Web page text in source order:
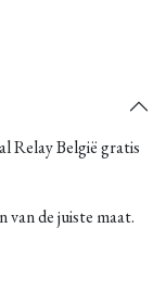
Relay België gratis
van de juiste maat.